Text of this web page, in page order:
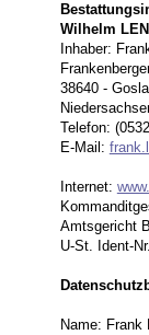
Wilhelm
Inhaber:
38640 -
Telefon:
E-Mail:
Internet:
Amtsgericht
U-St. Ident-
Name: Frank